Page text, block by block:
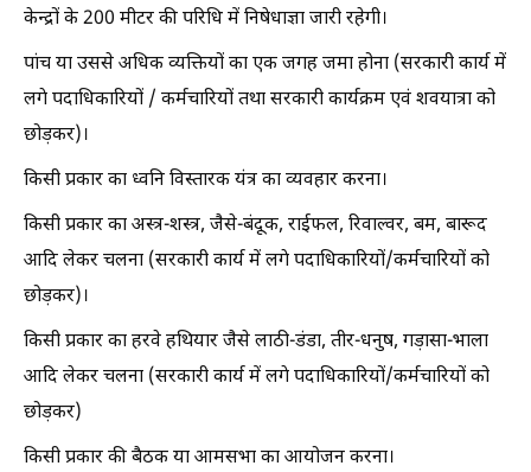
केन्द्रों के 200 मीटर की परिधि में निषेधाज्ञा जारी रहेगी।
पांच या उससे अधिक व्यक्तियों का एक जगह जमा होना (सरकारी कार्य में
लगे पदाधिकारियों / कर्मचारियों तथा सरकारी कार्यक्रम एवं शवयात्रा को
छोड़कर)।
किसी प्रकार का ध्वनि विस्तारक यंत्र का व्यवहार करना।
किसी प्रकार का अस्त्र-शस्त्र, जैसे-बंदूक, राईफल, रिवाल्वर, बम, बारूद
आदि लेकर चलना (सरकारी कार्य में लगे पदाधिकारियों/कर्मचारियों को
छोड़कर)।
किसी प्रकार का हरवे हथियार जैसे लाठी-डंडा, तीर-धनुष, गड़ासा-भाला
आदि लेकर चलना (सरकारी कार्य में लगे पदाधिकारियों/कर्मचारियों को
छोड़कर)
किसी प्रकार की बैठक या आमसभा का आयोजन करना।